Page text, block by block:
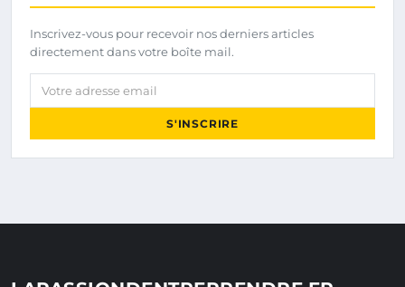
Inscrivez-vous pour recevoir nos derniers articles
directement dans votre boîte mail.
Votre adresse email
S'INSCRIRE